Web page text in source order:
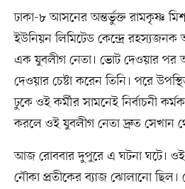
ঢাকা-৮ আসনের অন্তর্ভুক্ত রামকৃষ্ণ
ইউনিয়ন লিমিটেড কেন্দ্রে রহস্যজনক
এক যুবলীগ নেতা। ভোট দেওয়ার পর
দেওয়ার চেষ্টা করেন তিনি। পরে
ঢুকে ওই কর্মীর সামনেই নির্বাচনী
করলে ওই যুবলীগ নেতা দ্রুত সেখান
আজ রোববার দুপুরে এ ঘটনা ঘটে।
নৌকা প্রতীকের ব্যাজ ঝোলানো ছিল।